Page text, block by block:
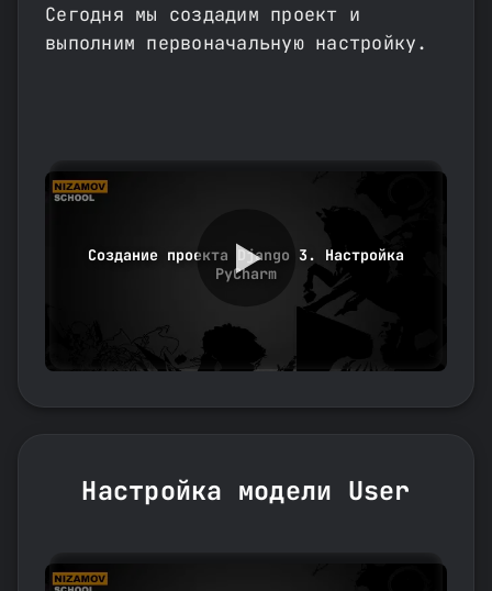
Сегодня мы создадим проект и
выполним первоначальную настройку.
Создание проекта Django 3. Настройка
PyCharm
Настройка модели User